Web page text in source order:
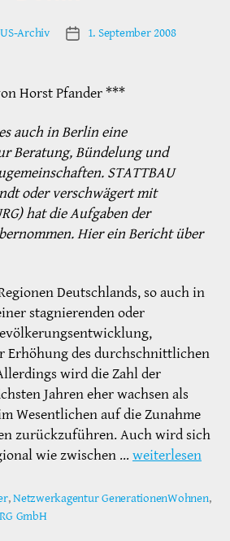
Archiv Veröffentlichungsdatum
1. September 2008
Horst Pfander ***
auch in Berlin eine
Beratung, Bündelung und
STATTBAU
oder verschwägert mit
hat die Aufgaben der
Hier ein Bericht über
Deutschlands, so auch in
stagnierenden oder
Erhöhung des durchschnittlichen
wird die Zahl der
Jahren eher wachsen als
Wesentlichen auf die Zunahme
zurückzuführen. Auch wird sich
wie zwischen … weiterlesen
,Netzwerkagentur GenerationenWohnen,
GmbH